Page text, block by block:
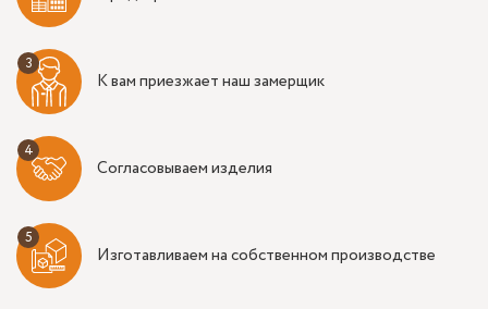
К вам приезжает наш замерщик
Согласовываем изделия
Изготавливаем на собственном производстве